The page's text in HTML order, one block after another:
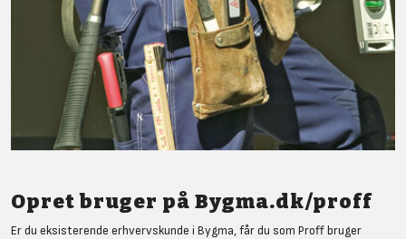
Opret bruger på Bygma.dk/proff
Er du eksisterende erhvervskunde i Bygma, får du som Proff bruger